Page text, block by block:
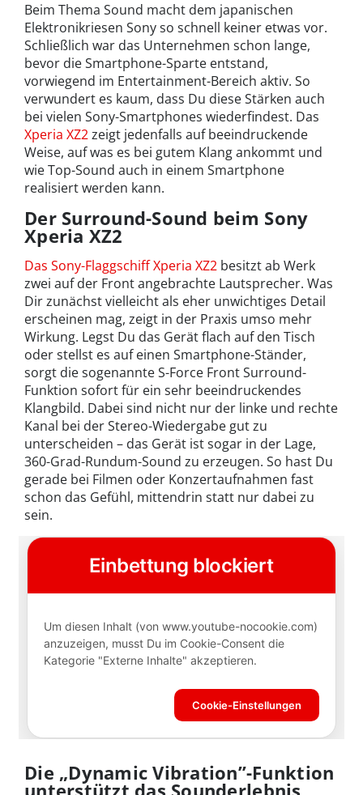
Beim Thema Sound macht dem japanischen
Elektronikriesen Sony so schnell keiner etwas vor.
Schließlich war das Unternehmen schon lange,
bevor die Smartphone-Sparte entstand,
vorwiegend im Entertainment-Bereich aktiv. So
verwundert es kaum, dass Du diese Stärken auch
bei vielen Sony-Smartphones wiederfindest. Das
Xperia XZ2zeigt jedenfalls auf beeindruckende
Weise, auf was es bei gutem Klang ankommt und
wie Top-Sound auch in einem Smartphone
realisiert werden kann.
Der Surround-Sound beim Sony
Xperia XZ2
Das Sony-Flaggschiff Xperia XZ2 besitzt ab Werk
zwei auf der Front angebrachte Lautsprecher. Was
Dir zunächst vielleicht als eher unwichtiges Detail
erscheinen mag, zeigt in der Praxis umso mehr
Wirkung. Legst Du das Gerät flach auf den Tisch
oder stellst es auf einen Smartphone-Ständer,
sorgt die sogenannte S-Force Front Surround-
Funktion sofort für ein sehr beeindruckendes
Klangbild. Dabei sind nicht nur der linke und rechte
Kanal bei der Stereo-Wiedergabe gut zu
unterscheiden – das Gerät ist sogar in der Lage,
360-Grad-Rundum-Sound zu erzeugen. So hast Du
gerade bei Filmen oder Konzertaufnahmen fast
schon das Gefühl, mittendrin statt nur dabei zu
sein.
Die „Dynamic Vibration”-Funktion
unterstützt das Sounderlebnis